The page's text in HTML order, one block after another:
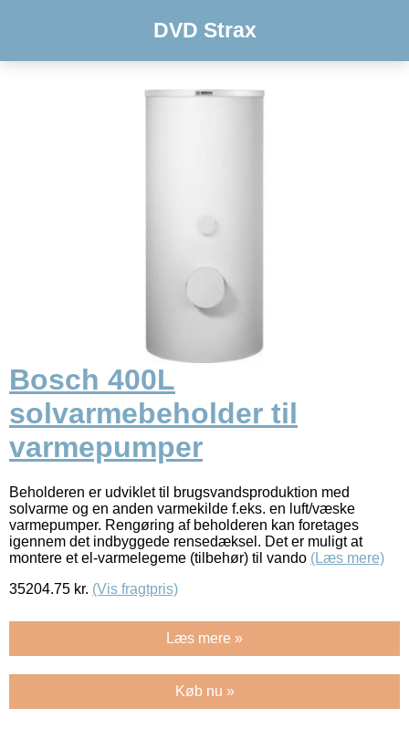
DVD Strax
Bosch 400L
solvarmebeholder til
varmepumper
Beholderen er udviklet til brugsvandsproduktion med
solvarme og en anden varmekilde f.eks. en luft/væske
varmepumper. Rengøring af beholderen kan foretages
igennem det indbyggede rensedæksel. Det er muligt at
montere et el-varmelegeme (tilbehør) til vando (Læs mere)
35204.75 kr. (Vis fragtpris)
Læs mere »
Køb nu »